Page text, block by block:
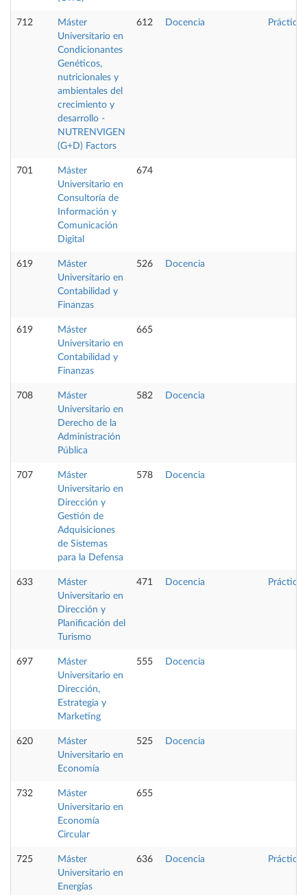
712
Máster
Universitario en
Condicionantes
Genéticos,
nutricionales y
ambientales del
crecimiento y
desarrollo -
NUTRENVIGEN
(G+D) Factors
612 Docencia Prácticas
701
Máster
Universitario en
Consultoría de
Información y
Comunicación
Digital
674
619
Máster
Universitario en
Contabilidad y
Finanzas
526 Docencia
619
Máster
Universitario en
Contabilidad y
Finanzas
665
708
Máster
Universitario en
Derecho de la
Administración
Pública
582 Docencia
707
Máster
Universitario en
Dirección y
Gestión de
Adquisiciones
de Sistemas
para la Defensa
578 Docencia
633
Máster
Universitario en
Dirección y
Planificación del
Turismo
471 Docencia Prácticas
697
Máster
Universitario en
Dirección,
Estrategia y
Marketing
555 Docencia
620
Máster
Universitario en
Economía
525 Docencia
732
Máster
Universitario en
Economía
Circular
655
725
Máster
Universitario en
Energías
636 Docencia Prácticas